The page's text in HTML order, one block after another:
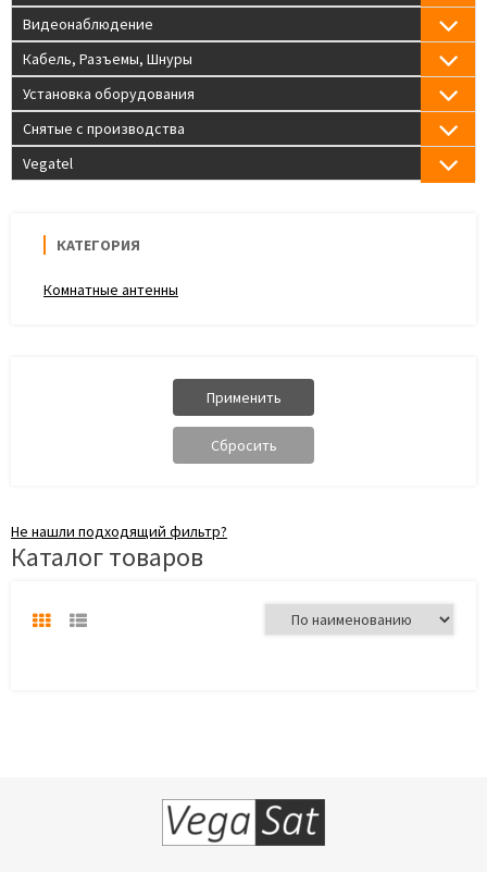
Видеонаблюдение
Кабель, Разъемы, Шнуры
Установка оборудования
Снятые с производства
Vegatel
КАТЕГОРИЯ
Комнатные антенны
Не нашли подходящий фильтр?
Каталог товаров